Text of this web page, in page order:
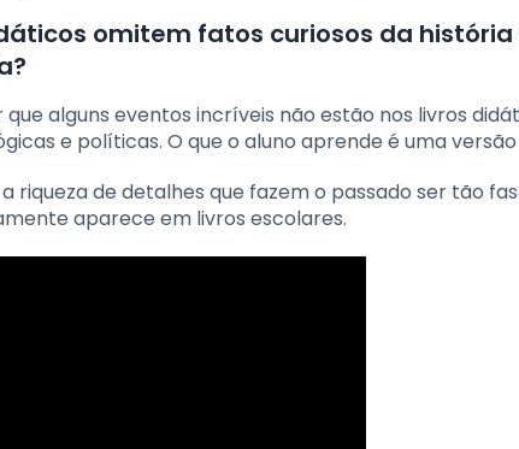
omitem fatos curiosos da
alguns eventos incríveis não estão nos livros
e políticas. O que o aluno aprende é uma
riqueza de detalhes que fazem o passado ser tão
aparece em livros escolares.